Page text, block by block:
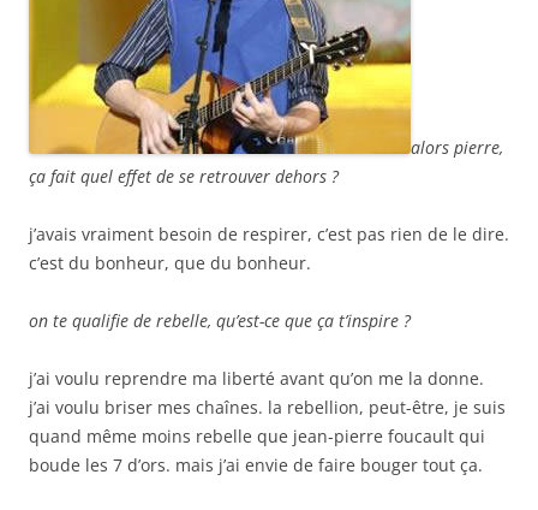
alors pierre,
ça fait quel effet de se retrouver dehors ?
j’avais vraiment besoin de respirer, c’est pas rien de le dire.
c’est du bonheur, que du bonheur.
on te qualifie de rebelle, qu’est-ce que ça t’inspire ?
j’ai voulu reprendre ma liberté avant qu’on me la donne.
j’ai voulu briser mes chaînes. la rebellion, peut-être, je suis
quand même moins rebelle que jean-pierre foucault qui
boude les 7 d’ors. mais j’ai envie de faire bouger tout ça.